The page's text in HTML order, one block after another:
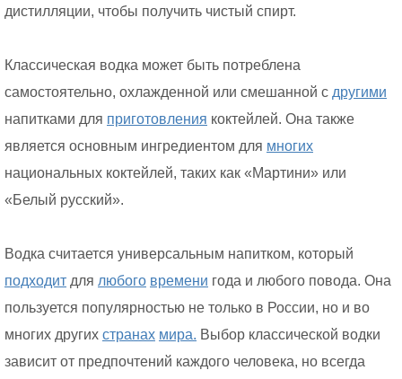
дистилляции, чтобы получить чистый спирт.
Классическая водка может быть потреблена
самостоятельно, охлажденной или смешанной с другими
напитками для приготовления коктейлей. Она также
является основным ингредиентом для многих
национальных коктейлей, таких как «Мартини» или
«Белый русский».
Водка считается универсальным напитком, который
подходит для любого времени года и любого повода. Она
пользуется популярностью не только в России, но и во
многих других странах мира. Выбор классической водки
зависит от предпочтений каждого человека, но всегда